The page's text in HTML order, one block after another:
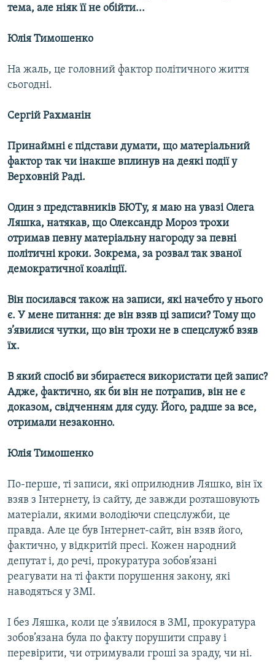
тема, але ніяк її не обійти...
Юлія Тимошенко
На жаль, це головний фактор політичного життя
сьогодні.
Сергій Рахманін
Принаймні є підстави думати, що матеріальний
фактор так чи інакше вплинув на деякі події у
Верховній Раді.
Один з представників БЮТу, я маю на увазі Олега
Ляшка, натякав, що Олександр Мороз трохи
отримав певну матеріальну нагороду за певні
політичні кроки. Зокрема, за розвал так званої
демократичної коаліції.
Він посилався також на записи, які начебто у нього
є. У мене питання: де він взяв ці записи? Тому що
з’явилися чутки, що він трохи не в спецслужб взяв
їх.
В який спосіб ви збираєтеся використати цей запис?
Адже, фактично, як би він не потрапив, він не є
доказом, свідченням для суду. Його, радше за все,
отримали незаконно.
Юлія Тимошенко
По-перше, ті записи, які оприлюднив Ляшко, він їх
взяв з Інтернету, із сайту, де завжди розташовують
матеріали, якими володіючи спецслужби, це
правда. Але це був Інтернет-сайт, він взяв його,
фактично, у відкритій пресі. Кожен народний
депутат і, до речі, прокуратура зобов’язані
реагувати на ті факти порушення закону, які
наводяться у ЗМІ.
І без Ляшка, коли це з’явилося в ЗМІ, прокуратура
зобов’язана була по факту порушити справу і
перевірити, чи отримували гроші за зраду, чи ні.